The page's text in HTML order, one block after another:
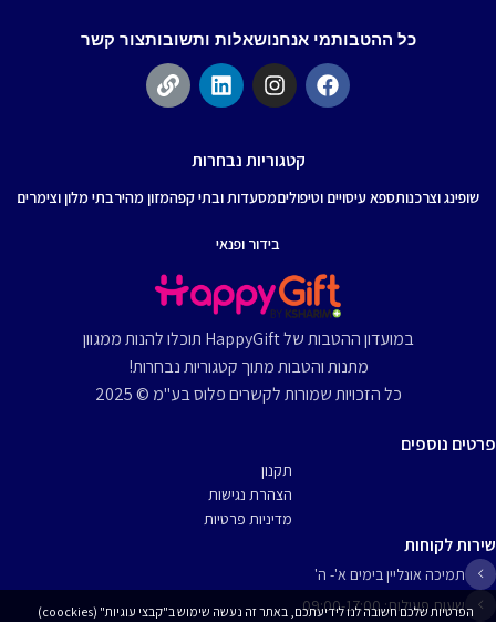
כל ההטבותמי אנחנושאלות ותשובותצור קשר
קטגוריות נבחרות
שופינג וצרכנותספא עיסויים וטיפוליםמסעדות ובתי קפהמזון מהירבתי מלון וצימרים
בידור ופנאי
במועדון ההטבות של HappyGift תוכלו להנות ממגוון
מתנות והטבות מתוך קטגוריות נבחרות!
כל הזכויות שמורות לקשרים פלוס בע"מ © 2025
פרטים נוספים
תקנון
הצהרת נגישות
מדיניות פרטיות
שירות לקוחות
תמיכה אונליין בימים א'- ה'
שעות פעילות: 09:00-17:00
הפרטיות שלכם חשובה לנו לידיעתכם, באתר זה נעשה שימוש ב"קבצי עוגיות" (coockies)